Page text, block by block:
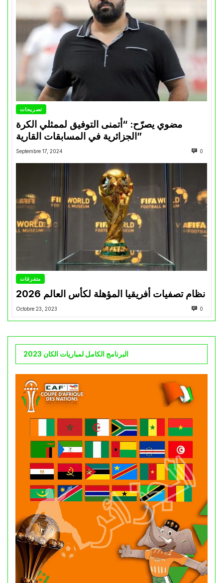
تصريحات
مضوي يصرّح: “أتمنى التوفيق لممثلي الكرة
الجزائرية في المسابقات القارية”
Septembre 17, 2024 0
متفرقات
نظام تصفيات أفريقيا المؤهلة لكأس العالم 2026
Octobre 23, 2023 0
البرنامج الكامل لمباريات الكان 2023